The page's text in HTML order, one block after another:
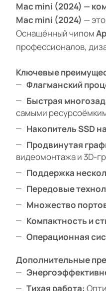
Mac mini (2024) —
Mac mini (2024) —
Оснащённый чипом
профессионалов,
Ключевые
Флагманский
Быстрая
самыми
Накопитель SSD
Продвинутая
видеомонтажа и 3D-
Поддержка
Передовые
Множество
Компактность и
Операционная
Дополнительные
Тихая работа: